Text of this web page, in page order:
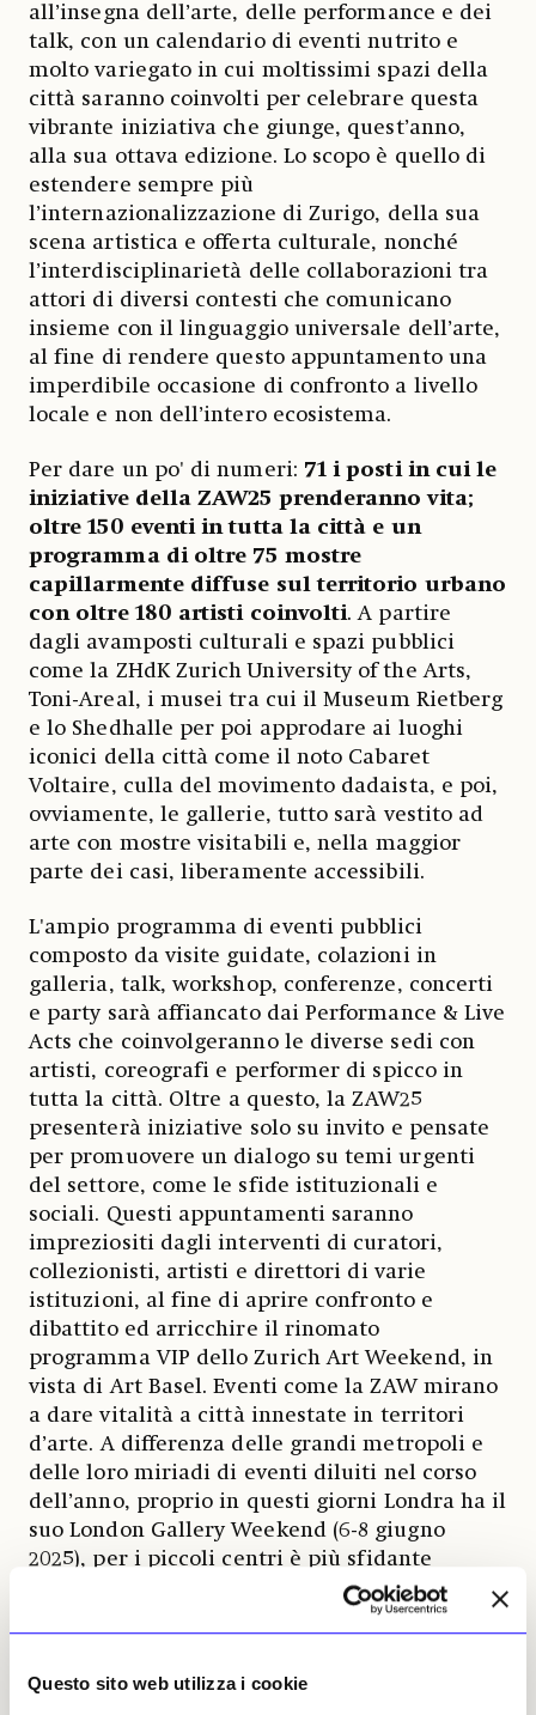
Questo sito web utilizza i cookie
all’insegna dell’arte, delle performance e dei
talk, con un calendario di eventi nutrito e
molto variegato in cui moltissimi spazi della
città saranno coinvolti per celebrare questa
vibrante iniziativa che giunge, quest’anno,
alla sua ottava edizione. Lo scopo è quello di
estendere sempre più
l’internazionalizzazione di Zurigo, della sua
scena artistica e offerta culturale, nonché
l’interdisciplinarietà delle collaborazioni tra
attori di diversi contesti che comunicano
insieme con il linguaggio universale dell’arte,
al fine di rendere questo appuntamento una
imperdibile occasione di confronto a livello
locale e non dell’intero ecosistema.
Per dare un po' di numeri: 71 i posti in cui le
iniziative della ZAW25 prenderanno vita;
oltre 150 eventi in tutta la città e un
programma di oltre 75 mostre
capillarmente diffuse sul territorio urbano
con oltre 180 artisti coinvolti. A partire
dagli avamposti culturali e spazi pubblici
come la ZHdK Zurich University of the Arts,
Toni-Areal, i musei tra cui il Museum Rietberg
e lo Shedhalle per poi approdare ai luoghi
iconici della città come il noto Cabaret
Voltaire, culla del movimento dadaista, e poi,
ovviamente, le gallerie, tutto sarà vestito ad
arte con mostre visitabili e, nella maggior
parte dei casi, liberamente accessibili.
L'ampio programma di eventi pubblici
composto da visite guidate, colazioni in
galleria, talk, workshop, conferenze, concerti
e party sarà affiancato dai Performance & Live
Acts che coinvolgeranno le diverse sedi con
artisti, coreografi e performer di spicco in
tutta la città. Oltre a questo, la ZAW25
presenterà iniziative solo su invito e pensate
per promuovere un dialogo su temi urgenti
del settore, come le sfide istituzionali e
sociali. Questi appuntamenti saranno
impreziositi dagli interventi di curatori,
collezionisti, artisti e direttori di varie
istituzioni, al fine di aprire confronto e
dibattito ed arricchire il rinomato
programma VIP dello Zurich Art Weekend, in
vista di Art Basel. Eventi come la ZAW mirano
a dare vitalità a città innestate in territori
d’arte. A differenza delle grandi metropoli e
delle loro miriadi di eventi diluiti nel corso
dell’anno, proprio in questi giorni Londra ha il
suo London Gallery Weekend (6-8 giugno
2025), per i piccoli centri è più sfidante
posizionarsi, specialmente in un contesto
territoriale contenuto come quello svizzero
Zurigo, però, può essere rinvigorito proprio da